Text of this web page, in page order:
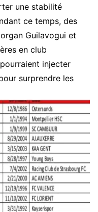
une stabilité
ce temps, des
Guilavogui et
en club
injecter
surprendre les